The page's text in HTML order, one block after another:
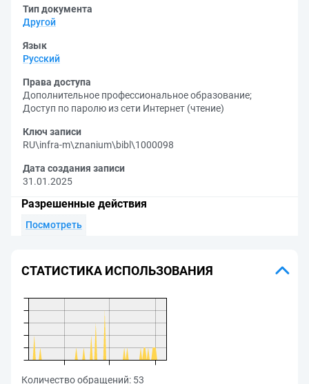
Тип документа
Другой
Язык
Русский
Права доступа
Дополнительное профессиональное образование;
Доступ по паролю из сети Интернет (чтение)
Ключ записи
RU\infra-m\znanium\bibl\1000098
Дата создания записи
31.01.2025
Разрешенные действия
Посмотреть
СТАТИСТИКА ИСПОЛЬЗОВАНИЯ
Количество обращений: 53